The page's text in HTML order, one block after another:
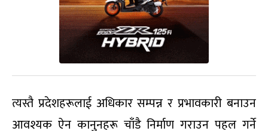
त्यस्तै प्रदेशहरूलाई अधिकार सम्पन्न र प्रभावकारी बनाउन
आवश्यक ऐन कानुनहरू चाँडै निर्माण गराउन पहल गर्ने